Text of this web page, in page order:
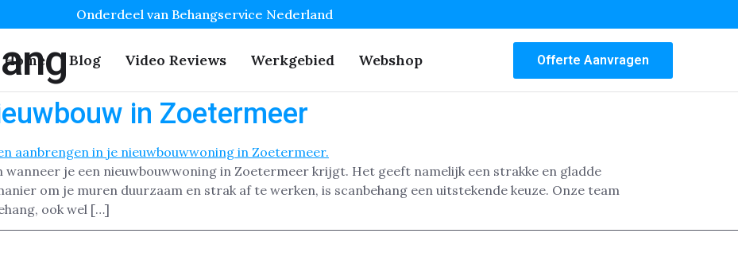
Onderdeel van Behangservice Nederland
Home Blog Video Reviews Werkgebied Webshop Offerte Aanvragen
in Zoetermeer
wanneer je een nieuwbouwwoning in Zoetermeer krijgt. Het geeft namelijk een strakke en gladde
om je muren duurzaam en strak af te werken, is scanbehang een uitstekende keuze. Onze team
ook wel […]